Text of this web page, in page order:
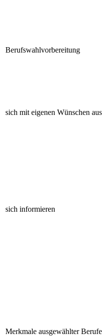
Berufswahlvorbereitung
sich mit eigenen Wünschen
sich informieren
Merkmale ausgewählter Berufe